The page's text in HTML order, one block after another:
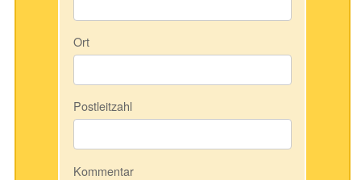
Ort
Postleitzahl
Kommentar